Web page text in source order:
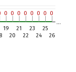
19
20
21
22
23
24
25
26
…
0
0 0
0 0
0 0
0 0
0 0
0 0
0 0
0